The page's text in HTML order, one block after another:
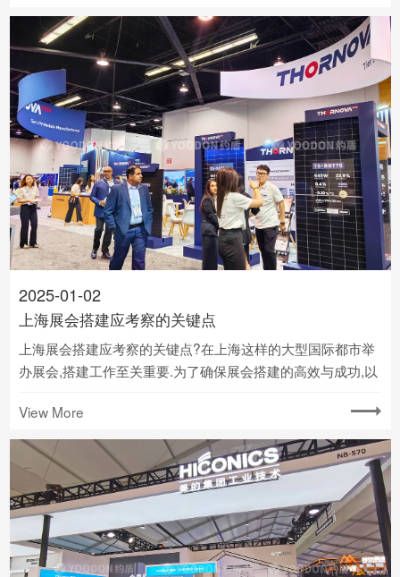
2025-01-02
上海展会搭建应考察的关键点
上海展会搭建应考察的关键点?在上海这样的大型国际都市举
办展会,搭建工作至关重要.为了确保展会搭建的高效与成功,以
View More